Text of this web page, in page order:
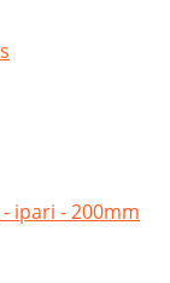
ipari - 200mm